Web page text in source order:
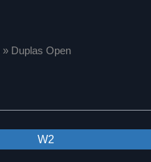
Duplas Open
W2